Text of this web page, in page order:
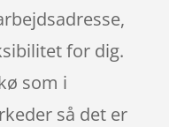
for dig.
som i
så det er